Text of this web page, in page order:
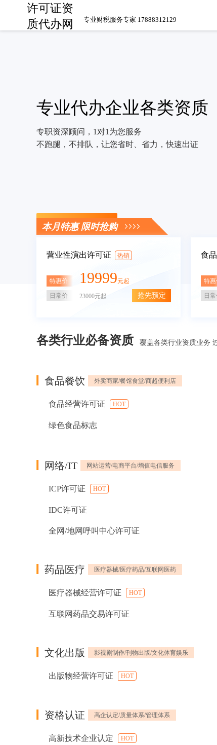
许可证资
质代办网
专业财税服务专家 17888312129
专业代办企业各类资质
专职资深顾问，1对1为您服务
不跑腿，不排队，让您省时、省力，快速出证
立即咨询
本月特惠 限时抢购
营业性演出许可证 热销
特惠价 19999元起
日常价 23000元起 抢先预定
食
特惠
日
各类行业必备资质 覆盖各类行业资质业务
食品餐饮 外卖商家/餐馆食堂/商超便利店
食品经营许可证 HOT
绿色食品标志
网络/IT 网站运营/电商平台/增值电信服务
ICP许可证 HOT
IDC许可证
全网/地网呼叫中心许可证
药品医疗 医疗器械/医疗药品/互联网医药
医疗器械经营许可证 HOT
互联网药品交易许可证
文化出版 影视剧制作/刊物出版/文化体育娱乐
出版物经营许可证 HOT
资格认证 高企认定/质量体系/管理体系
高新技术企业认定 HOT